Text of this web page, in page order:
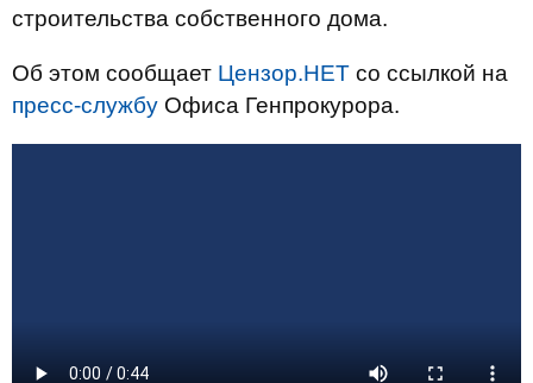
строительства собственного дома.
Об этом сообщает Цензор.НЕТ со ссылкой на
пресс-службу Офиса Генпрокурора.